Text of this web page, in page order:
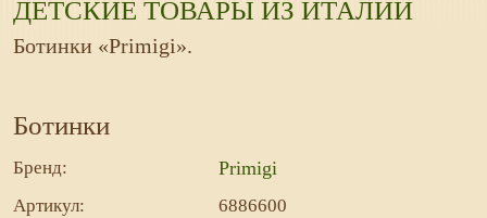
ДЕТСКИЕ ТОВАРЫ ИЗ ИТАЛИИ
Ботинки «Primigi».
Ботинки
Бренд: Primigi
Артикул: 6886600